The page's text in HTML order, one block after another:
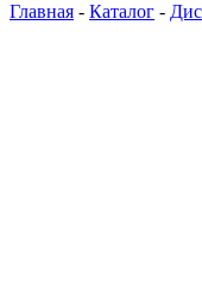
Главная - Каталог -